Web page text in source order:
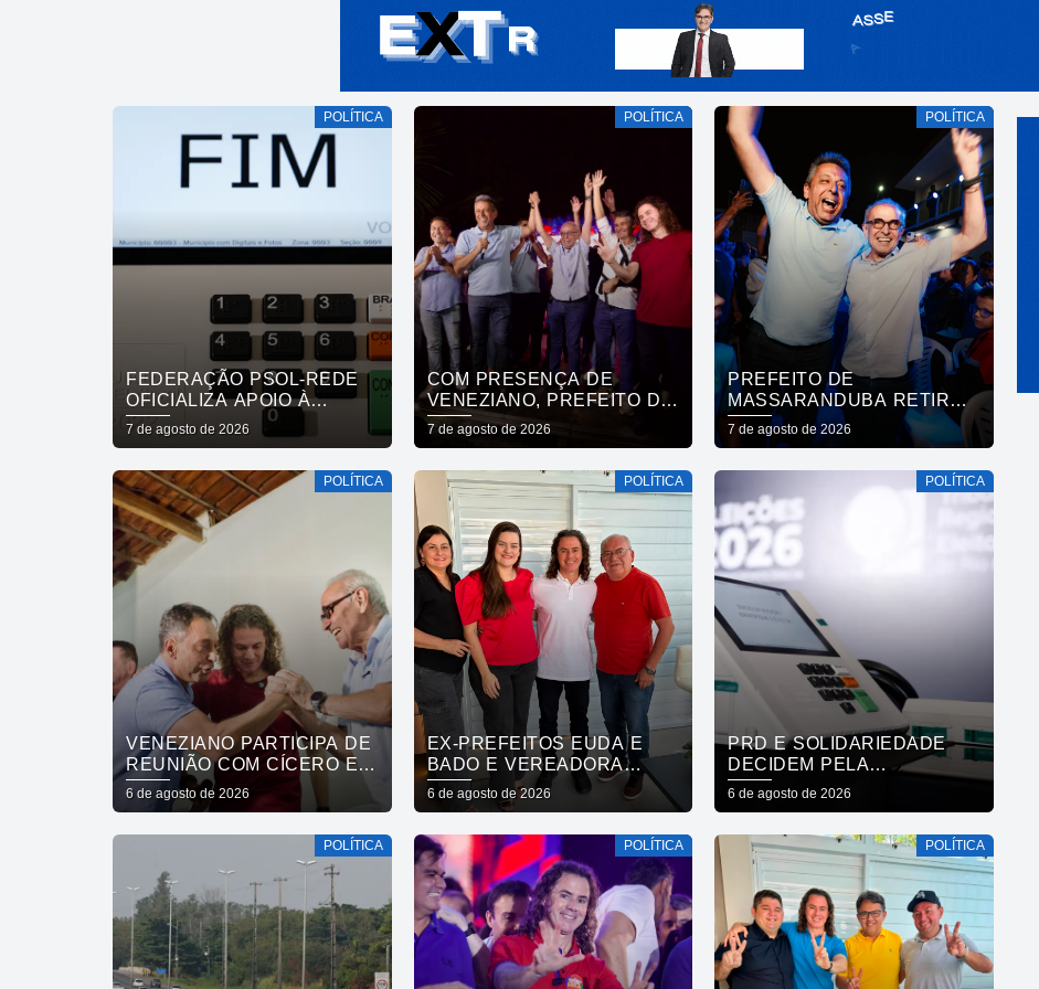
POLÍTICA
FEDERAÇÃO PSOL-REDE
OFICIALIZA APOIO À
CANDIDATURA DE LULA À
REELEIÇÃO
7 de agosto de 2026
POLÍTICA
COM PRESENÇA DE
VENEZIANO, PREFEITO DE
MASSARANDUBA REÚNE
POPULAÇÃO E ANUNCIA
7 de agosto de 2026
POLÍTICA
PREFEITO DE
MASSARANDUBA RETIRA
APOIO A LUCAS RIBEIRO E
ANUNCIA VOTO EM
7 de agosto de 2026
POLÍTICA
VENEZIANO PARTICIPA DE
REUNIÃO COM CÍCERO E
FÁBIO RAMALHO E
AFIRMA: “NÃO ESTAMOS
MOSTRANDO TRABALHO
6 de agosto de 2026
POLÍTICA
EX-PREFEITOS EUDA E
BADO E VEREADORA
MARINA VENÂNCIO, DE
CUITÉ, REAFIRMAM APOIO
ANDRÉ GADELHA
6 de agosto de 2026
POLÍTICA
PRD E SOLIDARIEDADE
DECIDEM PELA
NEUTRALIDADE NA
ELEIÇÃO PRESIDENCIAL
6 de agosto de 2026
POLÍTICA POLÍTICA POLÍTICA